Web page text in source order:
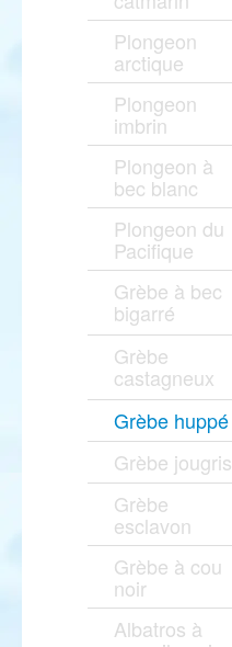
Plongeon
arctique
Plongeon
imbrin
Plongeon à
bec blanc
Plongeon du
Pacifique
Grèbe à bec
bigarré
Grèbe
castagneux
Grèbe huppé
Grèbe jougris
Grèbe
esclavon
Grèbe à cou
noir
Albatros à